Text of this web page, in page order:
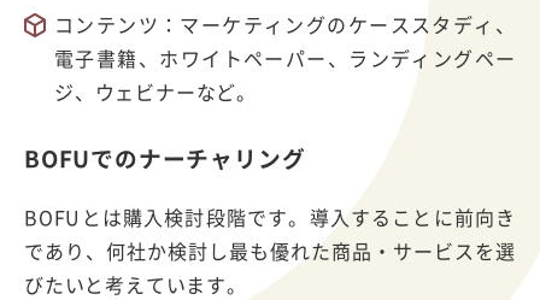
コンテンツ：マーケティングのケーススタディ、
電子書籍、ホワイトペーパー、ランディングペー
ジ、ウェビナーなど。
BOFUでのナーチャリング
BOFUとは購入検討段階です。導入することに前向き
であり、何社か検討し最も優れた商品・サービスを選
びたいと考えています。